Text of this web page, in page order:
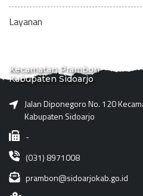
Layanan
Kecamatan Prambon
Kabupaten Sidoarjo
Jalan Diponegoro No. 120
Kabupaten Sidoarjo
-
(031) 8971008
prambon@sidoarjokab.go.id